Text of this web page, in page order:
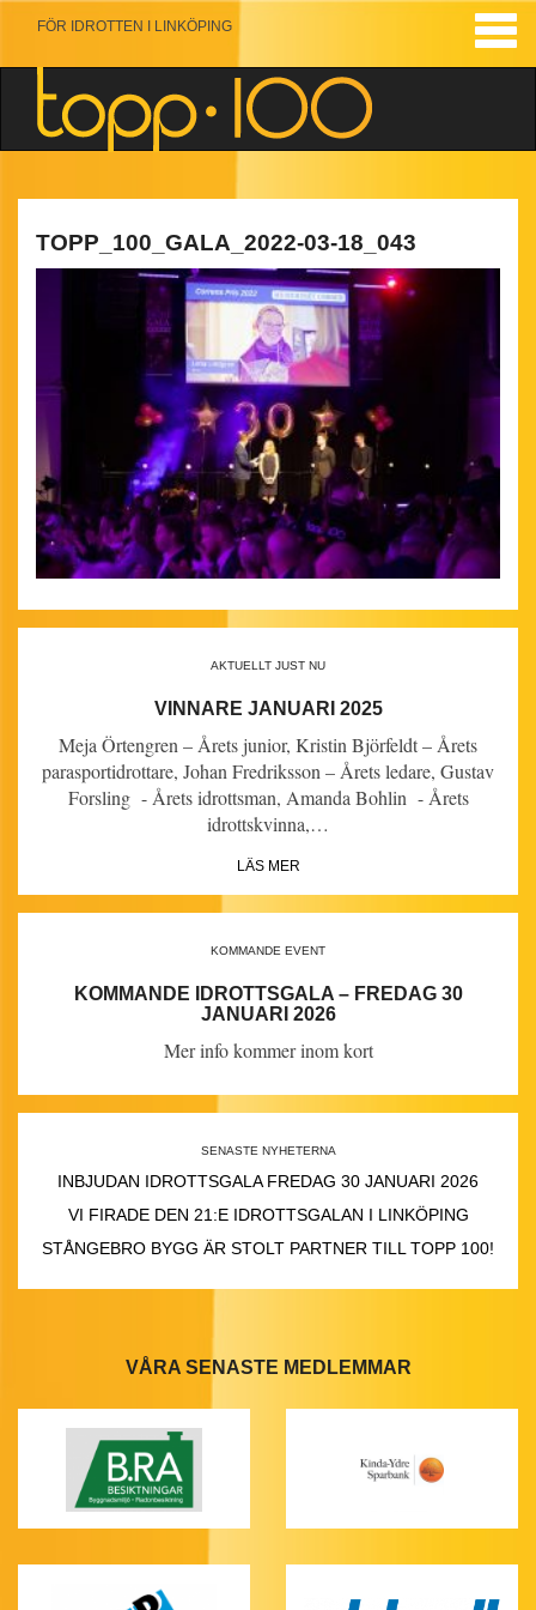
FÖR IDROTTEN I LINKÖPING
TOPP_100_GALA_2022-03-18_043
AKTUELLT JUST NU
VINNARE JANUARI 2025
Meja Örtengren – Årets junior, Kristin Björfeldt – Årets
parasportidrottare, Johan Fredriksson – Årets ledare, Gustav
Forsling - Årets idrottsman, Amanda Bohlin - Årets
idrottskvinna,…
LÄS MER
KOMMANDE EVENT
KOMMANDE IDROTTSGALA – FREDAG 30
JANUARI 2026
Mer info kommer inom kort
SENASTE NYHETERNA
INBJUDAN IDROTTSGALA FREDAG 30 JANUARI 2026
VI FIRADE DEN 21:E IDROTTSGALAN I LINKÖPING
STÅNGEBRO BYGG ÄR STOLT PARTNER TILL TOPP 100!
VÅRA SENASTE MEDLEMMAR